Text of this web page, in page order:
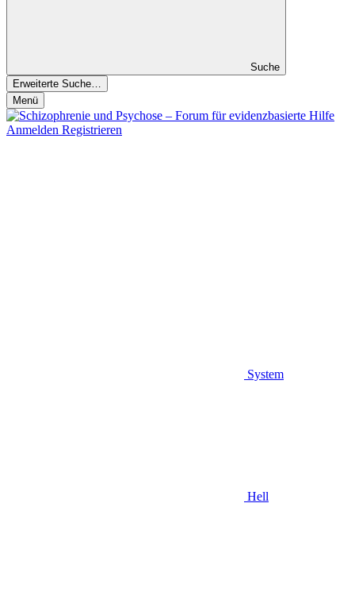
Suche
Erweiterte Suche…
Menü
Anmelden Registrieren
System
Hell